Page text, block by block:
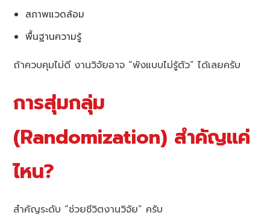
สภาพแวดล้อม
พื้นฐานความรู้
ถ้าควบคุมไม่ดี งานวิจัยอาจ “พังแบบไม่รู้ตัว” ได้เลยครับ
การสุ่มกลุ่ม
(Randomization) สำคัญแค่
ไหน?
สำคัญระดับ “ช่วยชีวิตงานวิจัย” ครับ